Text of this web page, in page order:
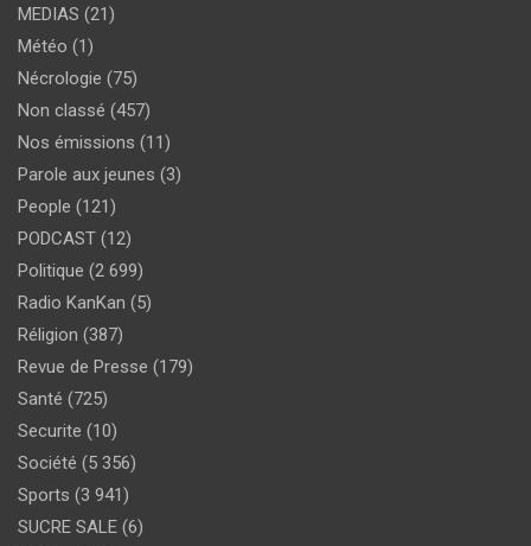
MEDIAS (21)
Météo (1)
Nécrologie (75)
Non classé (457)
Nos émissions (11)
Parole aux jeunes (3)
People (121)
PODCAST (12)
Politique (2 699)
Radio KanKan (5)
Réligion (387)
Revue de Presse (179)
Santé (725)
Securite (10)
Société (5 356)
Sports (3 941)
SUCRE SALE (6)